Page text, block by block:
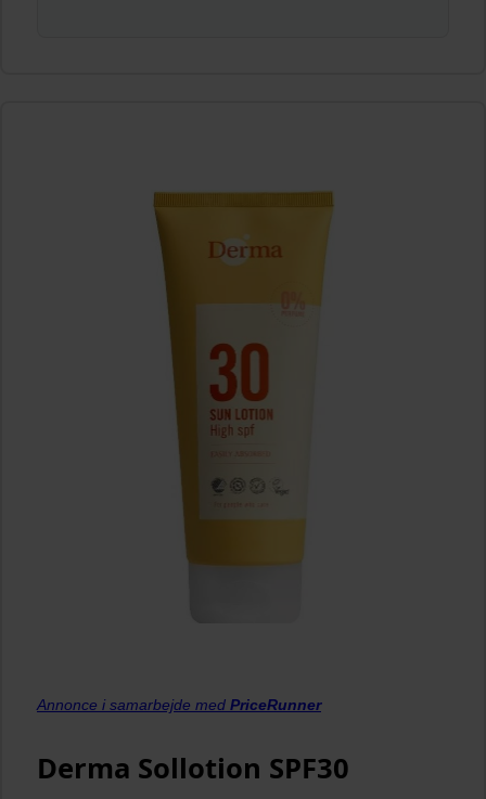
Annonce i samarbejde med PriceRunner
Derma Sollotion SPF30